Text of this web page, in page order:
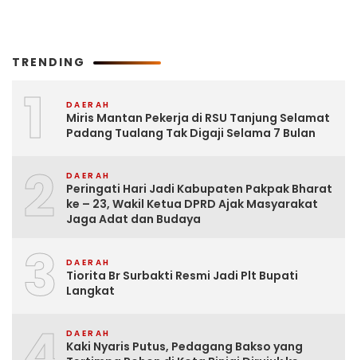
TRENDING
1 DAERAH
Miris Mantan Pekerja di RSU Tanjung Selamat
Padang Tualang Tak Digaji Selama 7 Bulan
2 DAERAH
Peringati Hari Jadi Kabupaten Pakpak Bharat
ke – 23, Wakil Ketua DPRD Ajak Masyarakat
Jaga Adat dan Budaya
3 DAERAH
Tiorita Br Surbakti Resmi Jadi Plt Bupati
Langkat
DAERAH
Kaki Nyaris Putus, Pedagang Bakso yang